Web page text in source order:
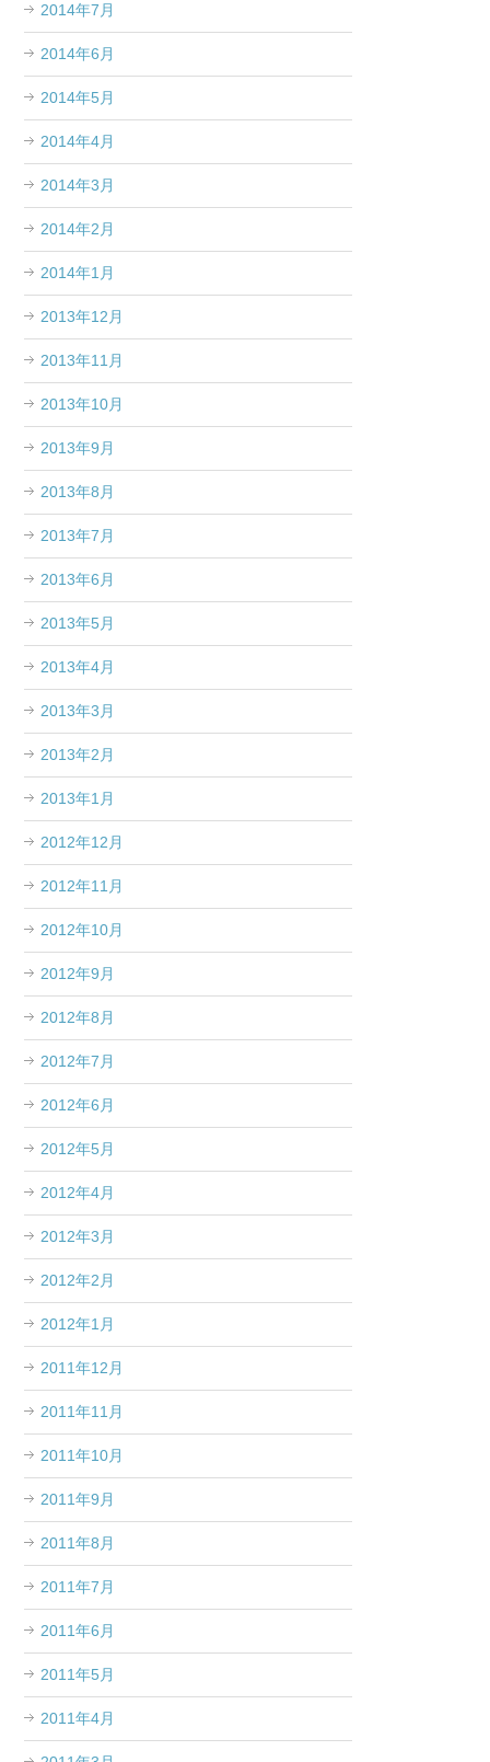
2014年7月
2014年6月
2014年5月
2014年4月
2014年3月
2014年2月
2014年1月
2013年12月
2013年11月
2013年10月
2013年9月
2013年8月
2013年7月
2013年6月
2013年5月
2013年4月
2013年3月
2013年2月
2013年1月
2012年12月
2012年11月
2012年10月
2012年9月
2012年8月
2012年7月
2012年6月
2012年5月
2012年4月
2012年3月
2012年2月
2012年1月
2011年12月
2011年11月
2011年10月
2011年9月
2011年8月
2011年7月
2011年6月
2011年5月
2011年4月